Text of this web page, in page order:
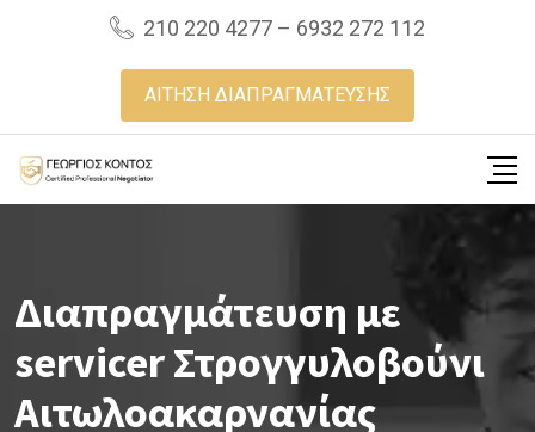
210 220 4277 – 6932 272 112
ΑΙΤΗΣΗ ΔΙΑΠΡΑΓΜΑΤΕΥΣΗΣ
Διαπραγμάτευση με
servicer Στρογγυλοβούνι
Αιτωλοακαρνανίας